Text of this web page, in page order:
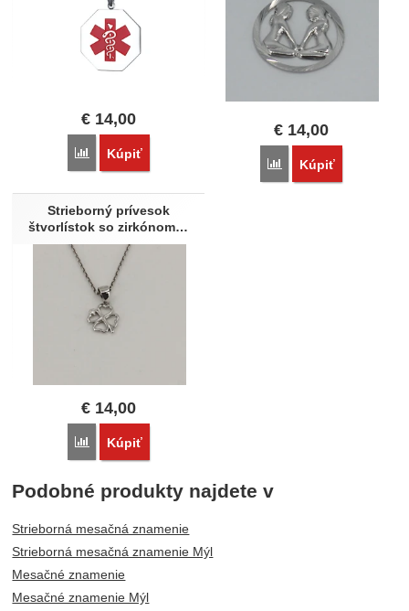
€ 14,00
Porovnať
Kúpiť
€14,00
Porovnať
Kúpiť
Strieborný prívesok
štvorlístok so zirkónom…
€ 14,00
Porovnať
Kúpiť
Podobné produkty najdete v
Strieborná mesačná znamenie
Strieborná mesačná znamenie Mýl
Mesačné znamenie
Mesačné znamenie Mýl